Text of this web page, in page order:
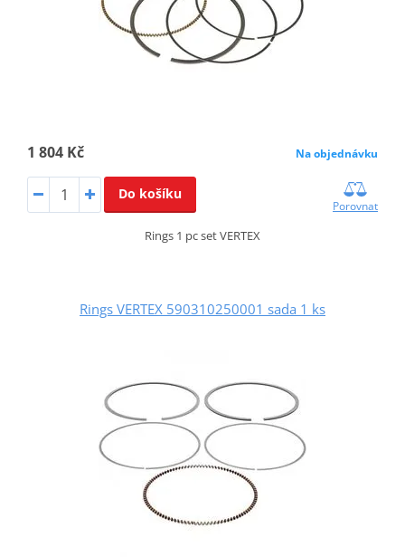
1 804 Kč Na objednávku
Do košíku
Porovnat
Rings 1 pc set VERTEX
Rings VERTEX 590310250001 sada 1 ks